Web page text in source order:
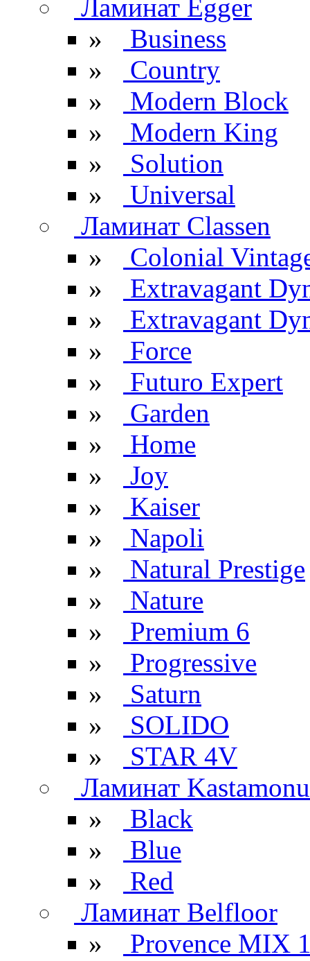
Ламинат Egger
»
Business
»
Country
»
Modern Block
»
Modern King
»
Solution
»
Universal
Ламинат Classen
»
Colonial
»
Extravagant
»
Extravagant
»
Force
»
Futuro Expert
»
Garden
»
Home
»
Joy
»
Kaiser
»
Napoli
»
Natural Prestige
»
Nature
»
Premium 6
»
Progressive
»
Saturn
»
SOLIDO
»
STAR 4V
Ламинат Kastamonu
»
Black
»
Blue
»
Red
Ламинат Belfloor
»
Provence MIX